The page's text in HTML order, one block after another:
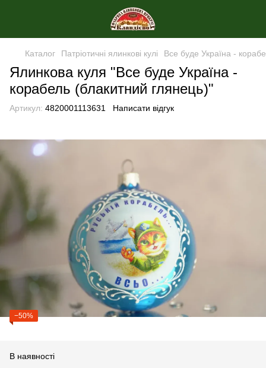
Каталог Патріотичні ялинкові кулі Все буде Україна -
Ялинкова куля "Все буде Україна -
корабель (блакитний глянець)"
Артикул: 4820001113631 Написати відгук
−50%
В наявності